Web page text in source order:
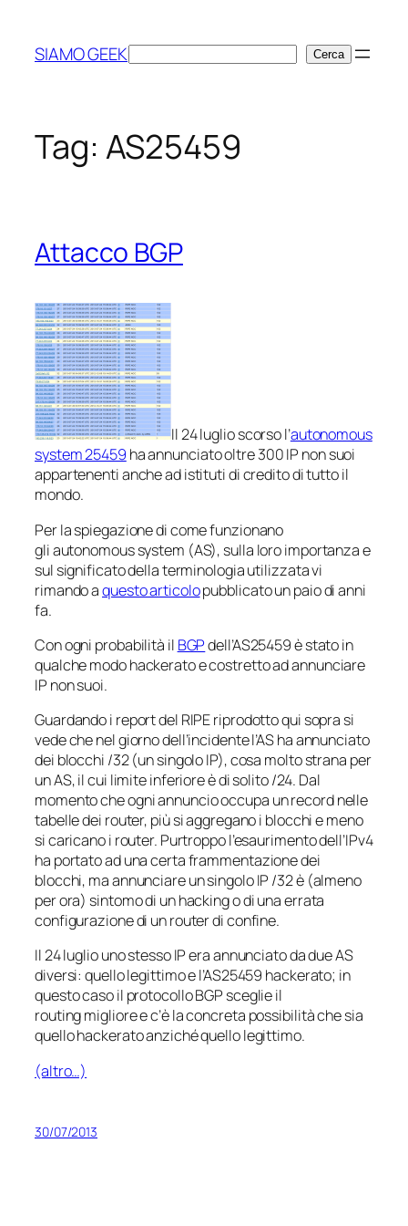
contenuto
SIAMO GEEKCerca Cerca
Tag: AS25459
Attacco BGP
Il 24 luglio scorso l’autonomous
system 25459 ha annunciato oltre 300 IP non suoi
appartenenti anche ad istituti di credito di tutto il
mondo.
Per la spiegazione di come funzionano
gli autonomous system (AS), sulla loro importanza e
sul significato della terminologia utilizzata vi
rimando aquesto articolopubblicato un paio di anni
fa.
Con ogni probabilità il BGPdell’AS25459 è stato in
qualche modo hackerato e costretto ad annunciare
IP non suoi.
Guardando i report del RIPE riprodotto qui sopra si
vede che nel giorno dell’incidente l’AS ha annunciato
dei blocchi /32 (un singolo IP), cosa molto strana per
un AS, il cui limite inferiore è di solito /24. Dal
momento che ogni annuncio occupa un record nelle
tabelle dei router, più si aggregano i blocchi e meno
si caricano i router. Purtroppo l’esaurimento dell’IPv4
ha portato ad una certa frammentazione dei
blocchi, ma annunciare un singolo IP /32 è (almeno
per ora) sintomo di un hacking o di una errata
configurazione di un router di confine.
Il 24 luglio uno stesso IP era annunciato da due AS
diversi: quello legittimo e l’AS25459 hackerato; in
questo caso il protocollo BGP sceglie il
routingmiglioree c’è la concreta possibilità che sia
quello hackerato anziché quello legittimo.
(altro…)
30/07/2013